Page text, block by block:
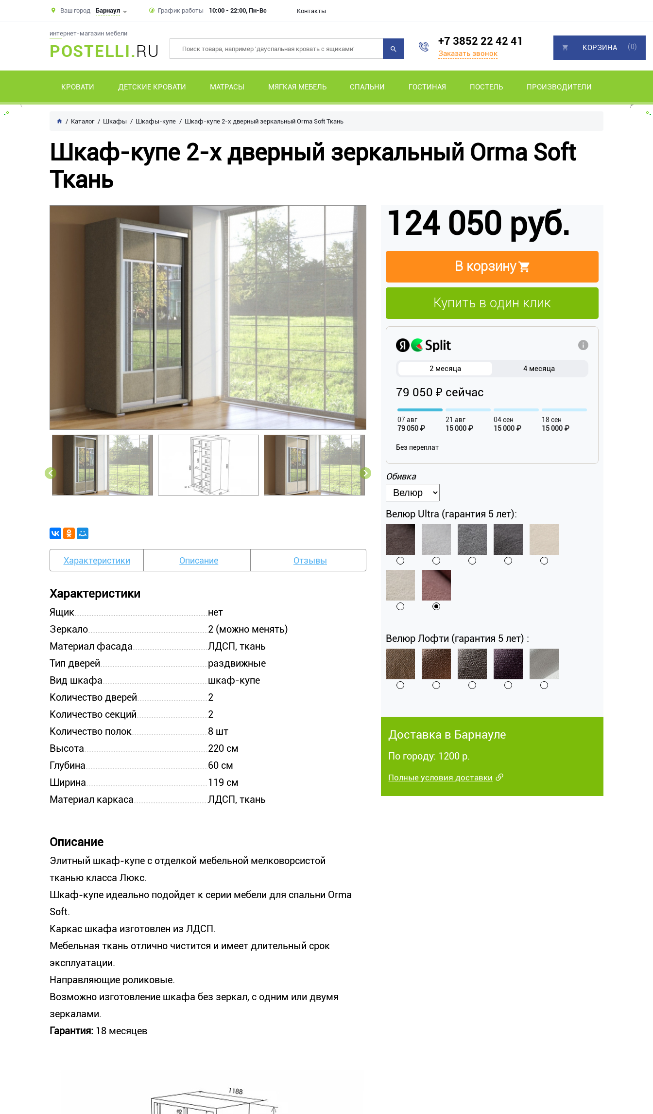
Ваш город Барнаул График работы 10:00 - 22:00, Пн-Вс Контакты
интернет-магазин мебели
POSTELLI.RU
+7 3852 22 42 41
Заказать звонок
КРОВАТИ ДЕТСКИЕ КРОВАТИ МАТРАСЫ МЯГКАЯ МЕБЕЛЬ СПАЛЬНИ ГОСТИНАЯ ПОСТЕЛЬ ПРОИЗВОДИТЕЛИ
КОРЗИНА (0)
Каталог Шкафы Шкафы-купе Шкаф-купе 2-х дверный зеркальный Orma Soft Ткань
Шкаф-купе 2-х дверный зеркальный Orma Soft
Ткань
Характеристики Описание Отзывы
Характеристики
Ящик
нет
Зеркало
2 (можно менять)
Материал фасада
ЛДСП, ткань
Тип дверей
раздвижные
Вид шкафа
шкаф-купе
Количество дверей
2
Количество секций
2
Количество полок
8 шт
Высота
220 см
Глубина
60 см
Ширина
119 см
Материал каркаса
ЛДСП, ткань
Описание
Элитный шкаф-купе с отделкой мебельной мелковорсистой
тканью класса Люкс.
Шкаф-купе идеально подойдет к серии мебели для спальни Orma
Soft.
Каркас шкафа изготовлен из ЛДСП.
Мебельная ткань отлично чистится и имеет длительный срок
эксплуатации.
Направляющие роликовые.
Возможно изготовление шкафа без зеркал, с одним или двумя
зеркалами.
Гарантия: 18 месяцев
124 050 руб.
В корзину
Купить в один клик
2 месяца 4 месяца
79 050 ₽ сейчас
07 авг
79 050 ₽
21 авг
15 000 ₽
04 сен
15 000 ₽
18 сен
15 000 ₽
Без переплат
Обивка
Велюр Ultra (гарантия 5 лет):
Велюр Лофти (гарантия 5 лет) :
Доставка в Барнауле
По городу: 1200 р.
Полные условия доставки